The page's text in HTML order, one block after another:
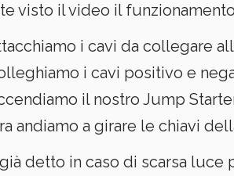
visto il video il
i cavi da collegare
i cavi positivo e
il nostro Jump
andiamo a girare le chiavi
detto in caso di scarsa